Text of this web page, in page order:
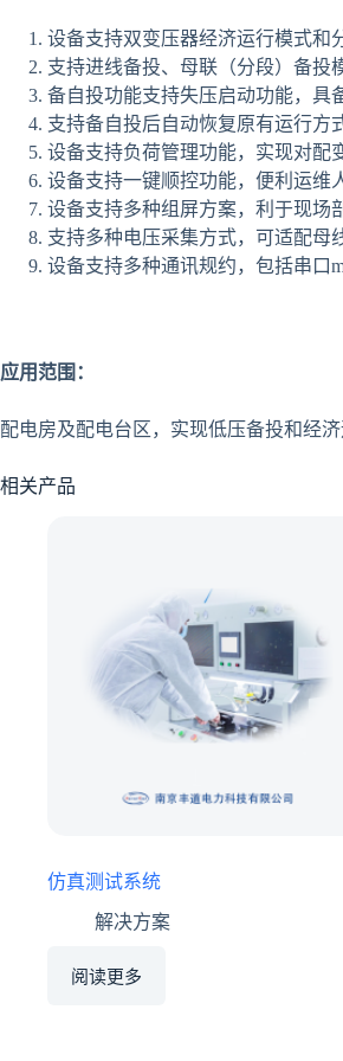
设备支持双变压器经济运行模式和
支持进线备投、母联（分段）备投
备自投功能支持失压启动功能，具
支持备自投后自动恢复原有运行方
设备支持负荷管理功能，实现对配
设备支持一键顺控功能，便利运维
设备支持多种组屏方案，利于现场
支持多种电压采集方式，可适配母
设备支持多种通讯规约，包括串口
应用范围：
配电房及配电台区，实现低压备投和经济
相关产品
仿真测试系统
解决方案
阅读更多